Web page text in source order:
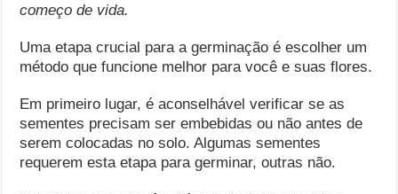
começo de vida.
Uma etapa crucial para a germinação é escolher um
método que funcione melhor para você e suas flores.
Em primeiro lugar, é aconselhável verificar se as
sementes precisam ser embebidas ou não antes de
serem colocadas no solo. Algumas sementes
requerem esta etapa para germinar, outras não.